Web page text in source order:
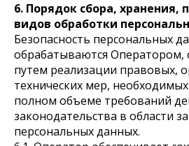
6. Порядок сбора, хранения,
видов обработки
Безопасность персональных
обрабатываются Оператором,
путем реализации правовых,
технических мер,
полном объеме требований
законодательства в области
персональных данных.